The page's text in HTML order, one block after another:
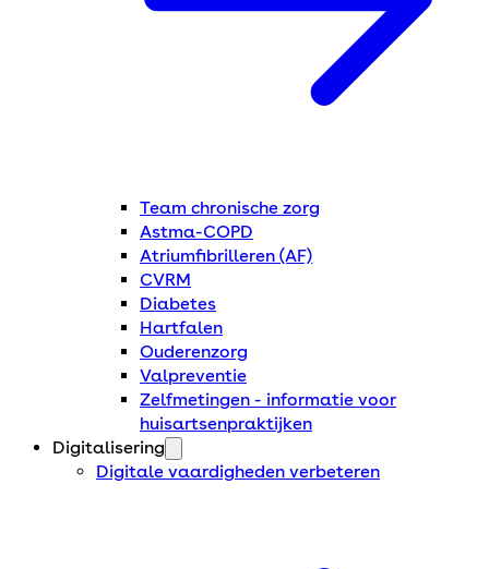
Team chronische zorg
Astma-COPD
Atriumfibrilleren (AF)
CVRM
Diabetes
Hartfalen
Ouderenzorg
Valpreventie
Zelfmetingen - informatie voor
huisartsenpraktijken
Digitalisering
Digitale vaardigheden verbeteren